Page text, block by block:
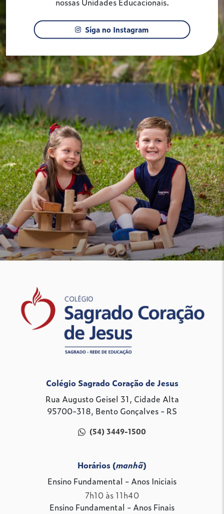
Siga no Instagram
Colégio Sagrado Coração de Jesus
Rua Augusto Geisel 31, Cidade Alta
95700-318, Bento Gonçalves - RS
(54) 3449-1500
Horários (manhã)
Ensino Fundamental - Anos Iniciais
7h10 às 11h40
Ensino Fundamental - Anos Finais